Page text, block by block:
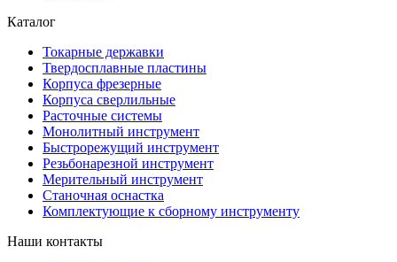
Каталог
Токарные державки
Твердосплавные пластины
Корпуса фрезерные
Корпуса сверлильные
Расточные системы
Монолитный инструмент
Быстрорежущий инструмент
Резьбонарезной инструмент
Мерительный инструмент
Станочная оснастка
Комплектующие к сборному инструменту
Наши контакты